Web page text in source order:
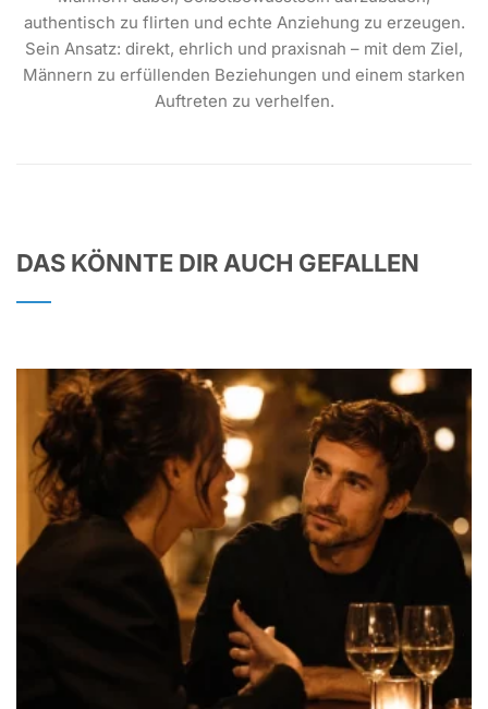
authentisch zu flirten und echte Anziehung zu erzeugen.
Sein Ansatz: direkt, ehrlich und praxisnah – mit dem Ziel,
Männern zu erfüllenden Beziehungen und einem starken
Auftreten zu verhelfen.
DAS KÖNNTE DIR AUCH GEFALLEN